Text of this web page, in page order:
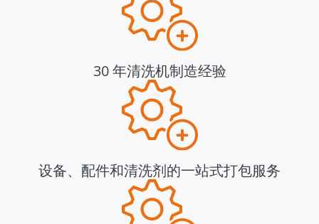
30 年清洗机制造经验
设备、配件和清洗剂的一站式打包服务